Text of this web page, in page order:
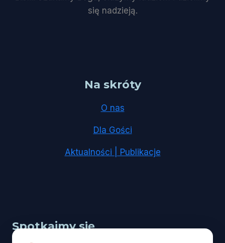
się nadzieją.
Na skróty
O nas
Dla Gości
Aktualności | Publikacje
Spotkajmy się